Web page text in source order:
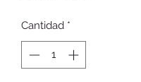
Cantidad *